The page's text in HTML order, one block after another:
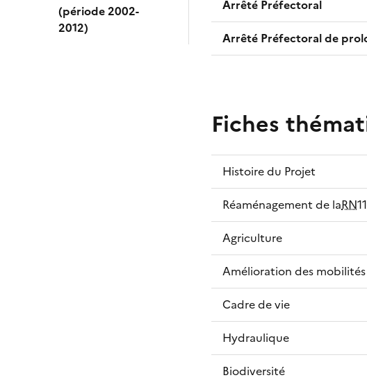
(période 2002-
2012)
Arrêté Préfectoral
Arrêté Préfectoral de
Fiches
Histoire du Projet
Réaménagement de laRN
Agriculture
Amélioration des mobilités
Cadre de vie
Hydraulique
Biodiversité